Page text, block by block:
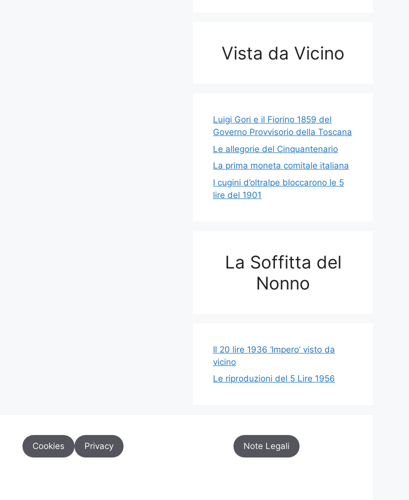
Vista da Vicino
Luigi Gori e il Fiorino 1859 del
Governo Provvisorio della Toscana
Le allegorie del Cinquantenario
La prima moneta comitale italiana
I cugini d’oltralpe bloccarono le 5
lire del 1901
La Soffitta del
Nonno
Il 20 lire 1936 ‘Impero’ visto da
vicino
Le riproduzioni del 5 Lire 1956
Cookies Privacy Note Legali